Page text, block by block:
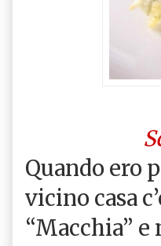
Quando ero
vicino casa
“Macchia”